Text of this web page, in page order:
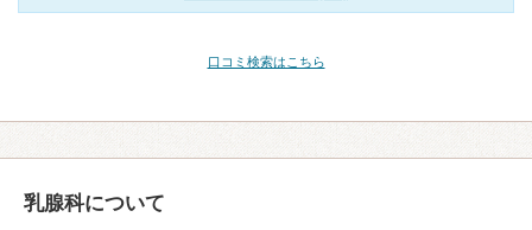
口コミ検索はこちら
乳腺科について